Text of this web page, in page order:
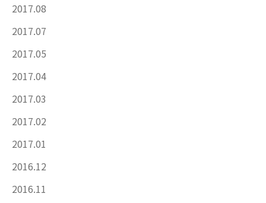
2017.08
2017.07
2017.05
2017.04
2017.03
2017.02
2017.01
2016.12
2016.11